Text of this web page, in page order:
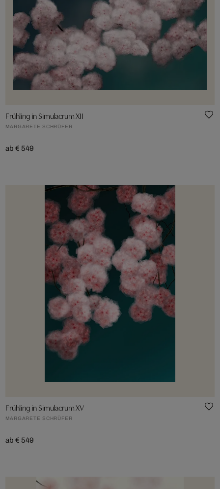
Frühling in Simulacrum XII
MARGARETE SCHRÜFER
ab € 549
Frühling in Simulacrum XV
MARGARETE SCHRÜFER
ab € 549